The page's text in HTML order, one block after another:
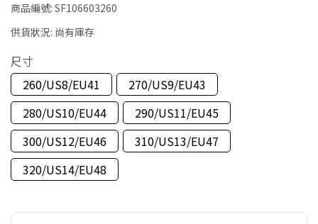
商品編號: SF106603260
供貨狀況: 尚有庫存
尺寸
260/US8/EU41
270/US9/EU43
280/US10/EU44
290/US11/EU45
300/US12/EU46
310/US13/EU47
320/US14/EU48